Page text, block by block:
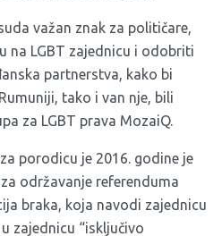
važan znak za političare,
na LGBT zajednicu i odobriti
partnerstva, kako bi
tako i van nje, bili
za LGBT prava MozaiQ.
porodicu je 2016. godine je
održavanje referenduma
braka, koja navodi zajednicu
zajednicu “isključivo